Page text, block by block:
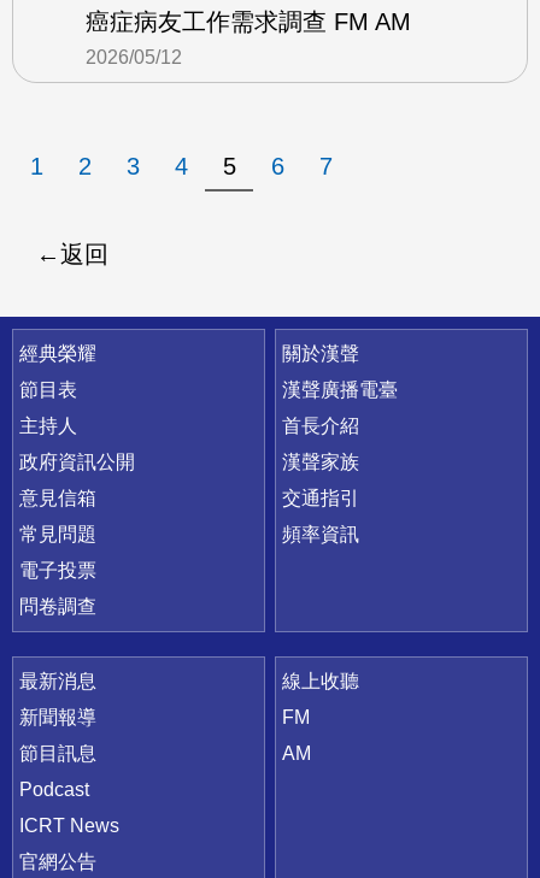
癌症病友工作需求調查 FM AM
2026/05/12
1 2 3 4 5 6 7
返回
快速連結
經典榮耀
節目表
主持人
政府資訊公開
意見信箱
常見問題
電子投票
問卷調查
關於漢聲
漢聲廣播電臺
首長介紹
漢聲家族
交通指引
頻率資訊
最新消息
新聞報導
節目訊息
Podcast
ICRT News
官網公告
線上收聽
FM
AM